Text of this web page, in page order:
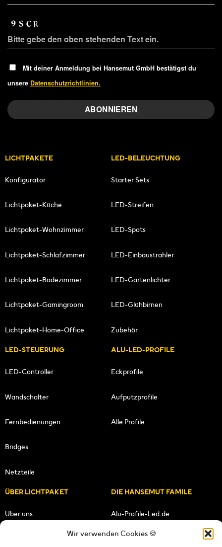
Wir verwenden Cookies 🍪
Mit deiner Anmeldung bei Hansemut GmbH bestätigst du
unsere Datenschutzrichtlinien.
LICHTPAKETE
Konfigurator
Lichtpaket-Küche
Lichtpaket-Wohnzimmer
Lichtpaket-Schlafzimmer
Lichtpaket-Badezimmer
Lichtpaket-Gamingroom
Lichtpaket-Home-Office
LED-BELEUCHTUNG
Starter Sets
LED-Streifen
LED-Spots
LED-Einbaustrahler
LED-Gartenlichter
LED-Glühbirnen
Zubehör
LED-STEUERUNG
LED-Controller
Wandschalter
Fernbedienungen
Bridges
Netzteile
ALU-LED-PROFILE
Eckprofile
Aufputzprofile
Alle Profile
ÜBER LICHTPAKET
Über uns
DIE HANSEMUT FAMILE
Alu-Profile-Led.de
HANSEMUT.de